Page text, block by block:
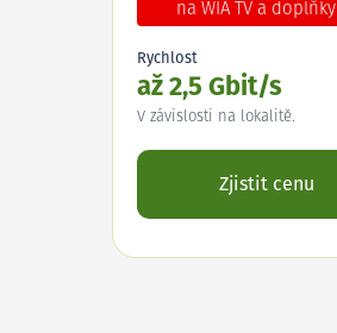
na WIA TV a doplňky
Rychlost
až 2,5 Gbit/s
V závislosti na lokalitě.
Zjistit cenu